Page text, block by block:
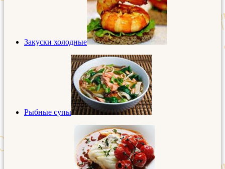
Закуски холодные
Рыбные супы